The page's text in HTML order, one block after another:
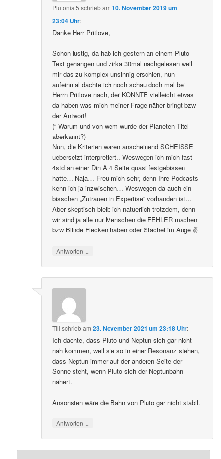
Plutonia 5 schriebam10. November 2019 um
23:04 Uhr:
Danke Herr Pritlove,
Schon lustig, da hab ich gestern an einem Pluto
Text gehangen und zirka 30mal nachgelesen weil
mir das zu komplex unsinnig erschien, nun
aufeinmal dachte ich noch schau doch mal bei
Herrn Pritlove nach, der KÖNNTE vielleicht etwas
da haben was mich meiner Frage näher bringt bzw
der Antwort!
(“ Warum und von wem wurde der Planeten Titel
aberkannt?)
Nun, die Kriterien waren anscheinend SCHEISSE
uebersetzt interpretiert.. Weswegen ich mich fast
4std an einer Din A 4 Seite quasi festgebissen
hatte… Naja… Freu mich sehr, denn Ihre Podcasts
kenn ich ja inzwischen… Weswegen da auch ein
bisschen „Zutrauen in Expertise“ vorhanden ist…
Aber skeptisch bleib ich natuerlich trotzdem, denn
wir sind ja alle nur Menschen die FEHLER machen
bzw Blinde Flecken haben oder Stachel im Auge ✌️
Antworten ↓
Till schriebam23. November 2021 um 23:18 Uhr:
Ich dachte, dass Pluto und Neptun sich gar nicht
nah kommen, weil sie so in einer Resonanz stehen,
dass Neptun immer auf der anderen Seite der
Sonne steht, wenn Pluto sich der Neptunbahn
nähert.
Ansonsten wäre die Bahn von Pluto gar nicht stabil.
Antworten ↓